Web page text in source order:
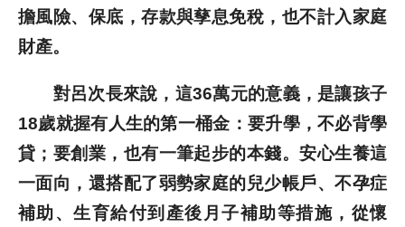
擔風險、保底，存款與孳息免稅，也不計入家庭
財產。
對呂次長來說，這36萬元的意義，是讓孩子
18歲就握有人生的第一桶金：要升學，不必背學
貸；要創業，也有一筆起步的本錢。安心生養這
一面向，還搭配了弱勢家庭的兒少帳戶、不孕症
補助、生育給付到產後月子補助等措施，從懷